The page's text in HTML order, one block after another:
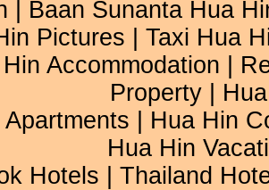
Baan Sunanta Hua
Pictures
Taxi Hua
Accommodation
Property
Hua Hin
Hua Hin
Hotels Thailand